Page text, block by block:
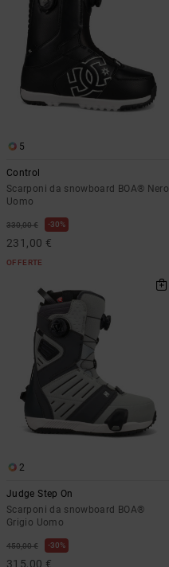
5
Control
Scarponi da snowboard BOA® Nero
Uomo
330,00 € 30%
231,00 €
OFFERTE
2
Judge Step On
Scarponi da snowboard BOA®
Grigio Uomo
450,00 € 30%
315,00 €